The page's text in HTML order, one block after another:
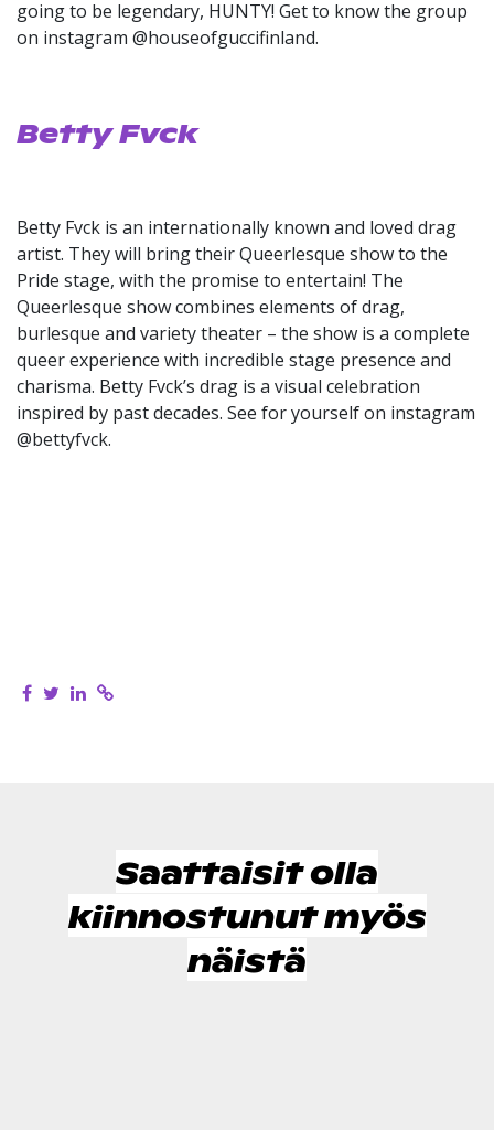
going to be legendary, HUNTY! Get to know the group
on instagram @houseofguccifinland.
Betty Fvck
Betty Fvck is an internationally known and loved drag
artist. They will bring their Queerlesque show to the
Pride stage, with the promise to entertain! The
Queerlesque show combines elements of drag,
burlesque and variety theater – the show is a complete
queer experience with incredible stage presence and
charisma. Betty Fvck’s drag is a visual celebration
inspired by past decades. See for yourself on instagram
@bettyfvck.
Saattaisit olla
kiinnostunut myös
näistä